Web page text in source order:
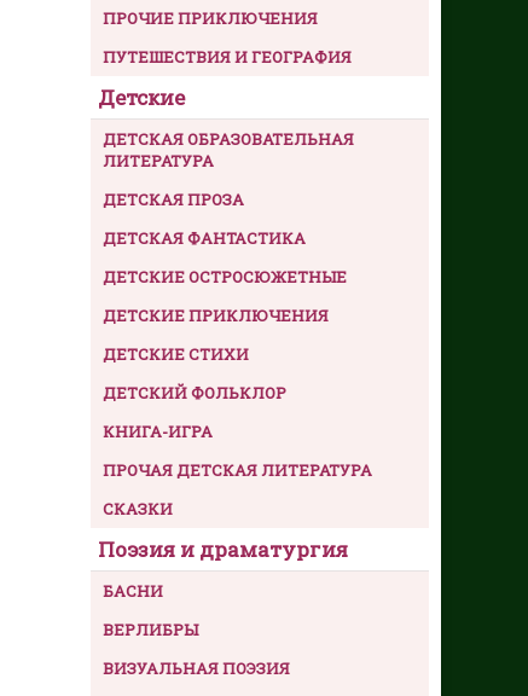
ПРОЧИЕ ПРИКЛЮЧЕНИЯ
ПУТЕШЕСТВИЯ И ГЕОГРАФИЯ
Детские
ДЕТСКАЯ ОБРАЗОВАТЕЛЬНАЯ
ЛИТЕРАТУРА
ДЕТСКАЯ ПРОЗА
ДЕТСКАЯ ФАНТАСТИКА
ДЕТСКИЕ ОСТРОСЮЖЕТНЫЕ
ДЕТСКИЕ ПРИКЛЮЧЕНИЯ
ДЕТСКИЕ СТИХИ
ДЕТСКИЙ ФОЛЬКЛОР
КНИГА-ИГРА
ПРОЧАЯ ДЕТСКАЯ ЛИТЕРАТУРА
СКАЗКИ
Поэзия и драматургия
БАСНИ
ВЕРЛИБРЫ
ВИЗУАЛЬНАЯ ПОЭЗИЯ